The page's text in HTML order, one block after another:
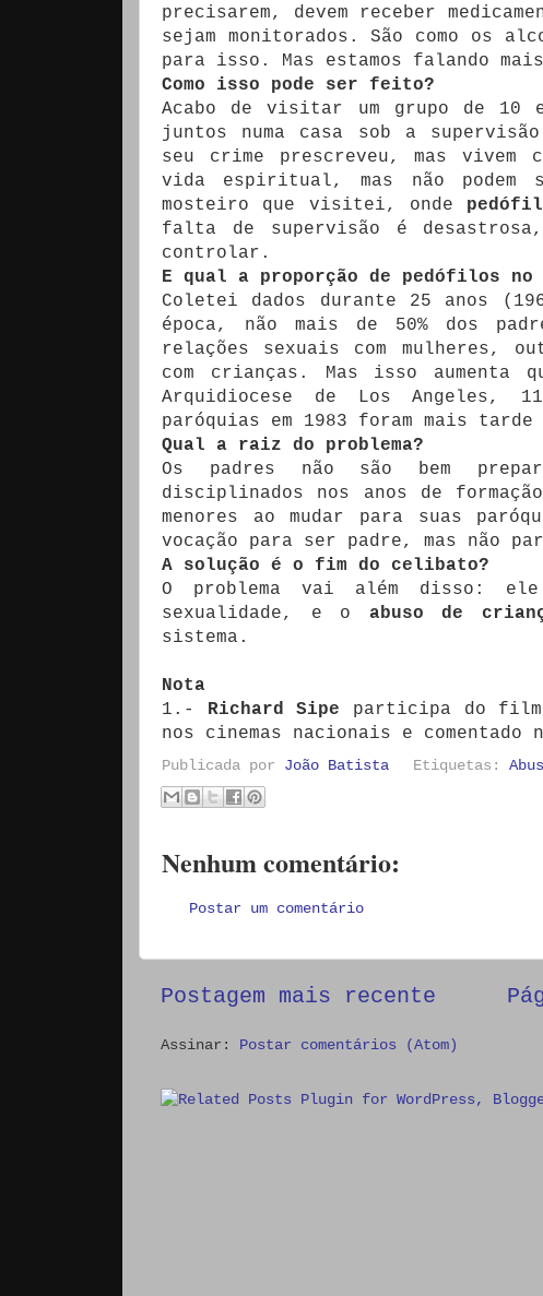
precisarem, devem receber
sejam monitorados. São como os
para isso. Mas estamos falando
Como isso pode ser feito?
Acabo de visitar um grupo de 10
juntos numa casa sob a
seu crime prescreveu, mas
vida espiritual, mas não podem
mosteiro que visitei, onde
falta de supervisão é
controlar.
E qual a proporção de pedófilos no
Coletei dados durante 25 anos
época, não mais de 50% dos
relações sexuais com mulheres,
com crianças. Mas isso aumenta
Arquidiocese de Los Angeles,
paróquias em 1983 foram mais tarde
Qual a raiz do problema?
Os padres não são bem
disciplinados nos anos de
menores ao mudar para suas
vocação para ser padre, mas não
A solução é o fim do celibato?
O problema vai além disso:
sexualidade, e o abuso de
sistema.
Nota
1.- Richard Sipe participa do
nos cinemas nacionais e comentado
Publicada por João Batista Etiquetas:
Nenhum comentário:
Postar um comentário
Postagem mais recente
Assinar: Postar comentários (Atom)